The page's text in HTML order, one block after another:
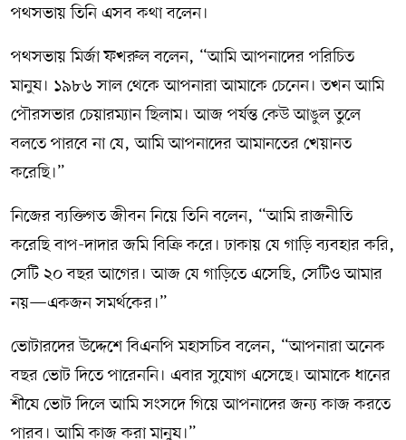
পথসভায় তিনি এসব কথা বলেন।
পথসভায় মির্জা ফখরুল বলেন, “আমি আপনাদের পরিচিত
মানুষ। ১৯৮৬ সাল থেকে আপনারা আমাকে চেনেন। তখন আমি
পৌরসভার চেয়ারম্যান ছিলাম। আজ পর্যন্ত কেউ আঙুল তুলে
বলতে পারবে না যে, আমি আপনাদের আমানতের খেয়ানত
করেছি।”
নিজের ব্যক্তিগত জীবন নিয়ে তিনি বলেন, “আমি রাজনীতি
করেছি বাপ-দাদার জমি বিক্রি করে। ঢাকায় যে গাড়ি ব্যবহার করি,
সেটি ২০ বছর আগের। আজ যে গাড়িতে এসেছি, সেটিও আমার
নয়—একজন সমর্থকের।”
ভোটারদের উদ্দেশে বিএনপি মহাসচিব বলেন, “আপনারা অনেক
বছর ভোট দিতে পারেননি। এবার সুযোগ এসেছে। আমাকে ধানের
শীষে ভোট দিলে আমি সংসদে গিয়ে আপনাদের জন্য কাজ করতে
পারব। আমি কাজ করা মানুষ।”